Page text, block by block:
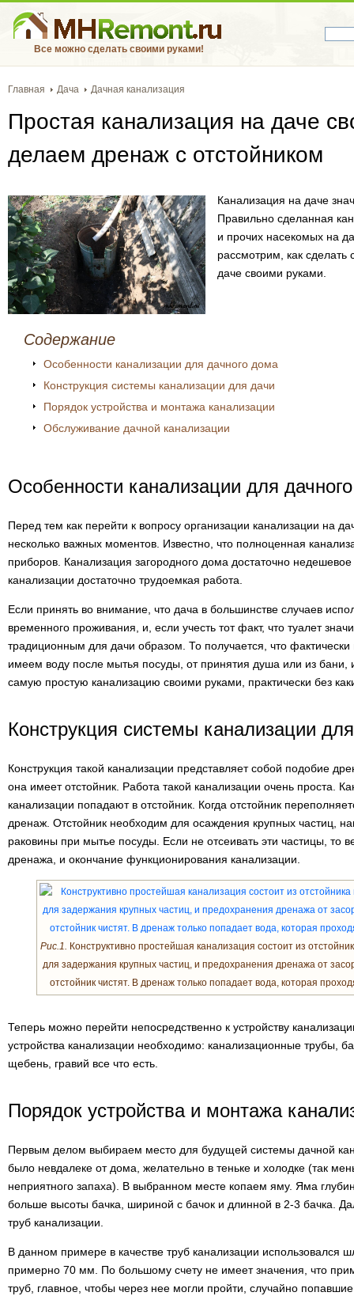
Все можно сделать своими руками!
Главная Дача Дачная канализация
Простая канализация на даче
делаем дренаж с отстойником
Канализация на даче
Правильно сделанная
и прочих насекомых на
рассмотрим, как
даче своими руками.
Содержание
Особенности канализации для дачного дома
Конструкция системы канализации для дачи
Порядок устройства и монтажа канализации
Обслуживание дачной канализации
Особенности канализации для
Перед тем как перейти к вопросу организации канализации на
несколько важных моментов. Известно, что полноценная
приборов. Канализация загородного дома достаточно недешевое
канализации достаточно трудоемкая работа.
Если принять во внимание, что дача в большинстве случаев
временного проживания, и, если учесть тот факт, что туалет
традиционным для дачи образом. То получается, что фактически
имеем воду после мытья посуды, от принятия душа или из бани,
самую простую канализацию своими руками, практически без
Конструкция системы канализации
Конструкция такой канализации представляет собой подобие
она имеет отстойник. Работа такой канализации очень проста.
канализации попадают в отстойник. Когда отстойник
дренаж. Отстойник необходим для осаждения крупных частиц,
раковины при мытье посуды. Если не отсеивать эти частицы, то
дренажа, и окончание функционирования канализации.
Рис.1. Конструктивно простейшая канализация состоит из
для задержания крупных частиц, и предохранения дренажа от
отстойник чистят. В дренаж только попадает вода, которая
Теперь можно перейти непосредственно к устройству
устройства канализации необходимо: канализационные трубы,
щебень, гравий все что есть.
Порядок устройства и монтажа
Первым делом выбираем место для будущей системы дачной
было невдалеке от дома, желательно в теньке и холодке (так
неприятного запаха). В выбранном месте копаем яму. Яма
больше высоты бачка, шириной с бачок и длинной в 2-3 бачка.
труб канализации.
В данном примере в качестве труб канализации использовался
примерно 70 мм. По большому счету не имеет значения, что
труб, главное, чтобы через нее могли пройти, случайно